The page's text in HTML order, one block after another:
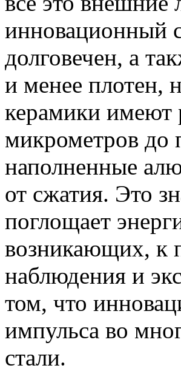
инновационный
долговечен, а
и менее плотен,
керамики имеют
микрометров до
наполненные
от сжатия. Это
поглощает
возникающих, к
наблюдения и
том, что
импульса во
стали.